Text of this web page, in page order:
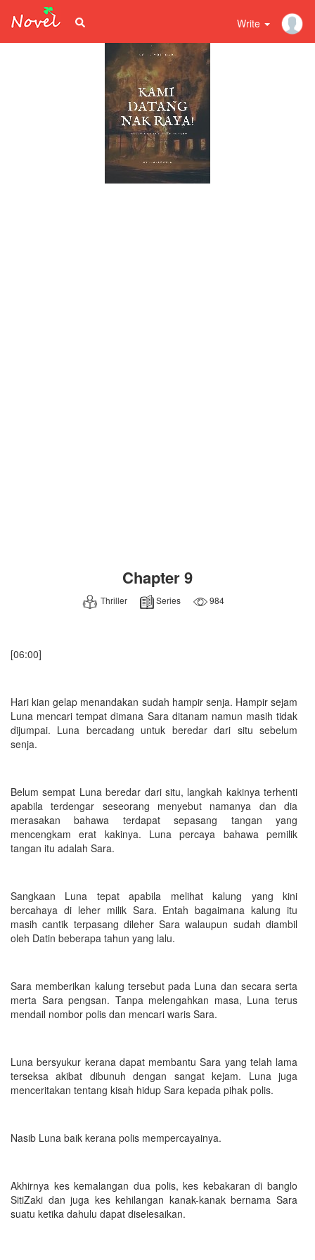
Write
Chapter 9
Thriller Series 984
[06:00]
Hari kian gelap menandakan sudah hampir senja. Hampir sejam
Luna mencari tempat dimana Sara ditanam namun masih tidak
dijumpai. Luna bercadang untuk beredar dari situ sebelum
senja.
Belum sempat Luna beredar dari situ, langkah kakinya terhenti
apabila terdengar seseorang menyebut namanya dan dia
merasakan bahawa terdapat sepasang tangan yang
mencengkam erat kakinya. Luna percaya bahawa pemilik
tangan itu adalah Sara.
Sangkaan Luna tepat apabila melihat kalung yang kini
bercahaya di leher milik Sara. Entah bagaimana kalung itu
masih cantik terpasang dileher Sara walaupun sudah diambil
oleh Datin beberapa tahun yang lalu.
Sara memberikan kalung tersebut pada Luna dan secara serta
merta Sara pengsan. Tanpa melengahkan masa, Luna terus
mendail nombor polis dan mencari waris Sara.
Luna bersyukur kerana dapat membantu Sara yang telah lama
terseksa akibat dibunuh dengan sangat kejam. Luna juga
menceritakan tentang kisah hidup Sara kepada pihak polis.
Nasib Luna baik kerana polis mempercayainya.
Akhirnya kes kemalangan dua polis, kes kebakaran di banglo
SitiZaki dan juga kes kehilangan kanak-kanak bernama Sara
suatu ketika dahulu dapat diselesaikan.